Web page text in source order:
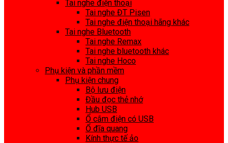
Tai nghe điện thoại
Tai nghe ĐT Pisen
Tai nghe điện thoại hãng khác
Tai nghe Bluetooth
Tai nghe Remax
Tai nghe bluetooth khác
Tai nghe Hoco
Phụ kiện và phần mềm
Phụ kiện chung
Bộ lưu điện
Đầu đọc thẻ nhớ
Hub USB
Ổ cắm điện có USB
Ổ đĩa quang
Kính thực tế ảo